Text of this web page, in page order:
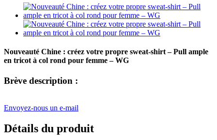
Nouveauté Chine : créez votre propre sweat-shirt – Pull ample
en tricot à col rond pour femme – WG
Brève description :
Envoyez-nous un e-mail
Détails du produit